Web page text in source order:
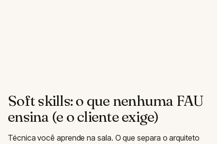
Soft skills: o que nenhuma FAU
ensina (e o cliente exige)
Técnica você aprende na sala. O que separa o arquiteto